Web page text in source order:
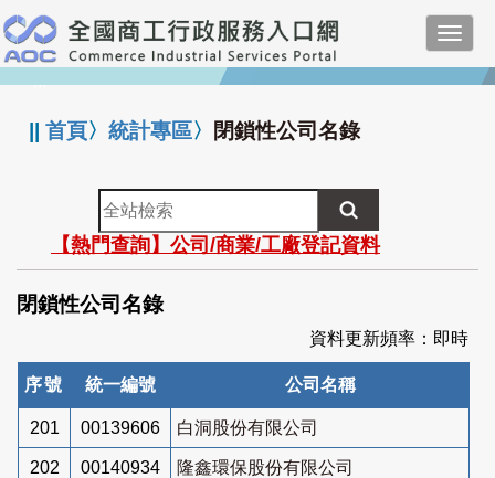
跳
到
主
要
:::
||首頁〉統計專區〉 閉鎖性公司名錄
全
站
檢
索
【熱門查詢】公司/商業/工廠登記資料
閉鎖性公司名錄
資料更新頻率：即時
序號 統一編號 公司名稱
201 00139606 白洞股份有限公司
202 00140934 隆鑫環保股份有限公司